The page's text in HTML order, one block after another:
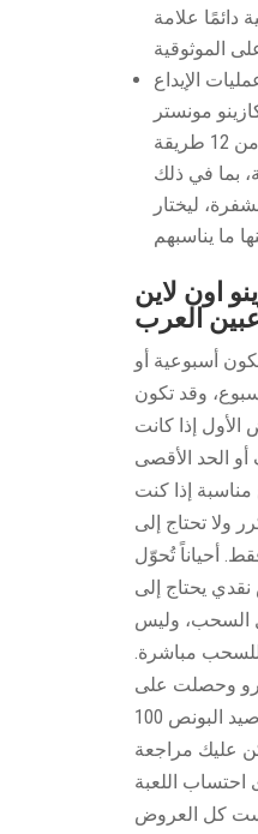
دائمًا علامة
الإيداع
مونستر
وين، تتوفر أكثر من 12 طريقة
بما في ذلك
ليختار
اون لاين
العرب
أسبوعية أو
وقد تكون
إذا كانت
الحد الأقصى
مناسبة إذا كنت
ولا تحتاج إلى
أحياناً تُحوّل
نقدي يحتاج إلى
السحب، وليس
للسحب مباشرة.
100 يورو وحصلت على
100%، يصبح رصيد البونص 100
عليك مراجعة
اللعبة
كل العروض